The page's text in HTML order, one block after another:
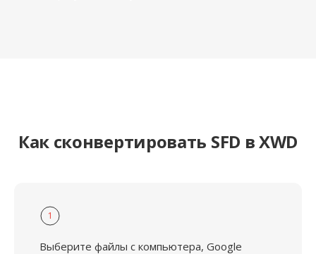
Как сконвертировать SFD в XWD
1
Выберите файлы с компьютера, Google